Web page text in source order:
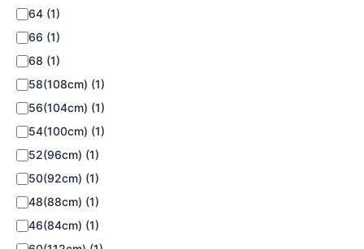
64 (1)
66 (1)
68 (1)
58(108cm) (1)
56(104cm) (1)
54(100cm) (1)
52(96cm) (1)
50(92cm) (1)
48(88cm) (1)
46(84cm) (1)